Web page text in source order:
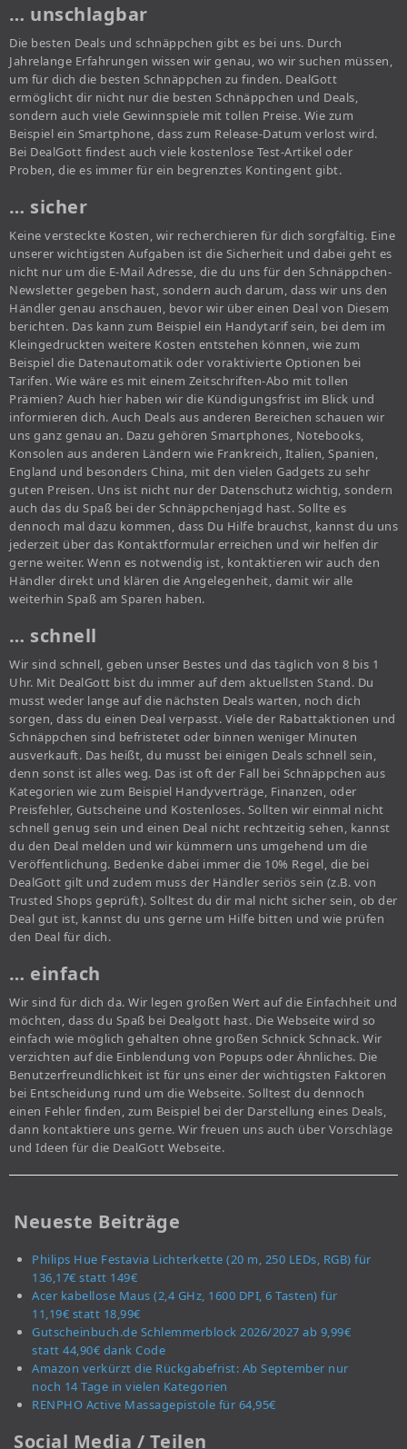
… unschlagbar
Die besten Deals und schnäppchen gibt es bei uns. Durch
Jahrelange Erfahrungen wissen wir genau, wo wir suchen müssen,
um für dich die besten Schnäppchen zu finden. DealGott
ermöglicht dir nicht nur die besten Schnäppchen und Deals,
sondern auch viele Gewinnspiele mit tollen Preise. Wie zum
Beispiel ein Smartphone, dass zum Release-Datum verlost wird.
Bei DealGott findest auch viele kostenlose Test-Artikel oder
Proben, die es immer für ein begrenztes Kontingent gibt.
… sicher
Keine versteckte Kosten, wir recherchieren für dich sorgfältig. Eine
unserer wichtigsten Aufgaben ist die Sicherheit und dabei geht es
nicht nur um die E-Mail Adresse, die du uns für den Schnäppchen-
Newsletter gegeben hast, sondern auch darum, dass wir uns den
Händler genau anschauen, bevor wir über einen Deal von Diesem
berichten. Das kann zum Beispiel ein Handytarif sein, bei dem im
Kleingedruckten weitere Kosten entstehen können, wie zum
Beispiel die Datenautomatik oder voraktivierte Optionen bei
Tarifen. Wie wäre es mit einem Zeitschriften-Abo mit tollen
Prämien? Auch hier haben wir die Kündigungsfrist im Blick und
informieren dich. Auch Deals aus anderen Bereichen schauen wir
uns ganz genau an. Dazu gehören Smartphones, Notebooks,
Konsolen aus anderen Ländern wie Frankreich, Italien, Spanien,
England und besonders China, mit den vielen Gadgets zu sehr
guten Preisen. Uns ist nicht nur der Datenschutz wichtig, sondern
auch das du Spaß bei der Schnäppchenjagd hast. Sollte es
dennoch mal dazu kommen, dass Du Hilfe brauchst, kannst du uns
jederzeit über das Kontaktformular erreichen und wir helfen dir
gerne weiter. Wenn es notwendig ist, kontaktieren wir auch den
Händler direkt und klären die Angelegenheit, damit wir alle
weiterhin Spaß am Sparen haben.
… schnell
Wir sind schnell, geben unser Bestes und das täglich von 8 bis 1
Uhr. Mit DealGott bist du immer auf dem aktuellsten Stand. Du
musst weder lange auf die nächsten Deals warten, noch dich
sorgen, dass du einen Deal verpasst. Viele der Rabattaktionen und
Schnäppchen sind befristetet oder binnen weniger Minuten
ausverkauft. Das heißt, du musst bei einigen Deals schnell sein,
denn sonst ist alles weg. Das ist oft der Fall bei Schnäppchen aus
Kategorien wie zum Beispiel Handyverträge, Finanzen, oder
Preisfehler, Gutscheine und Kostenloses. Sollten wir einmal nicht
schnell genug sein und einen Deal nicht rechtzeitig sehen, kannst
du den Deal melden und wir kümmern uns umgehend um die
Veröffentlichung. Bedenke dabei immer die 10% Regel, die bei
DealGott gilt und zudem muss der Händler seriös sein (z.B. von
Trusted Shops geprüft). Solltest du dir mal nicht sicher sein, ob der
Deal gut ist, kannst du uns gerne um Hilfe bitten und wie prüfen
den Deal für dich.
… einfach
Wir sind für dich da. Wir legen großen Wert auf die Einfachheit und
möchten, dass du Spaß bei Dealgott hast. Die Webseite wird so
einfach wie möglich gehalten ohne großen Schnick Schnack. Wir
verzichten auf die Einblendung von Popups oder Ähnliches. Die
Benutzerfreundlichkeit ist für uns einer der wichtigsten Faktoren
bei Entscheidung rund um die Webseite. Solltest du dennoch
einen Fehler finden, zum Beispiel bei der Darstellung eines Deals,
dann kontaktiere uns gerne. Wir freuen uns auch über Vorschläge
und Ideen für die DealGott Webseite.
Neueste Beiträge
Philips Hue Festavia Lichterkette (20 m, 250 LEDs, RGB) für
136,17€ statt 149€
Acer kabellose Maus (2,4 GHz, 1600 DPI, 6 Tasten) für
11,19€ statt 18,99€
Gutscheinbuch.de Schlemmerblock 2026/2027 ab 9,99€
statt 44,90€ dank Code
Amazon verkürzt die Rückgabefrist: Ab September nur
noch 14 Tage in vielen Kategorien
RENPHO Active Massagepistole für 64,95€
Social Media / Teilen